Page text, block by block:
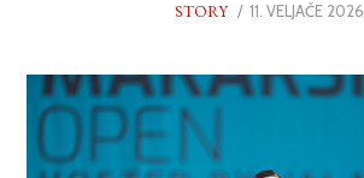
STORY
POSTED
11. VELJAČE 2026.